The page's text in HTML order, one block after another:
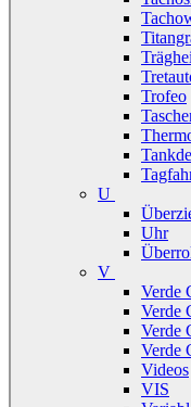
Trofeo
U
Uhr
V
Verde
Verde
Verde
Verde
Videos
VIS